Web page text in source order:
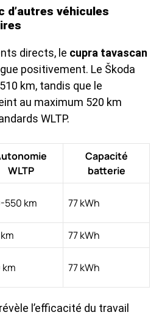
d’autres véhicules
directs, le cupra tavascan
positivement. Le Škoda
km, tandis que le
au maximum 520 km
WLTP.
WLTP
Capacité
batterie
550 km 77 kWh
77 kWh
km 77 kWh
l’efficacité du travail